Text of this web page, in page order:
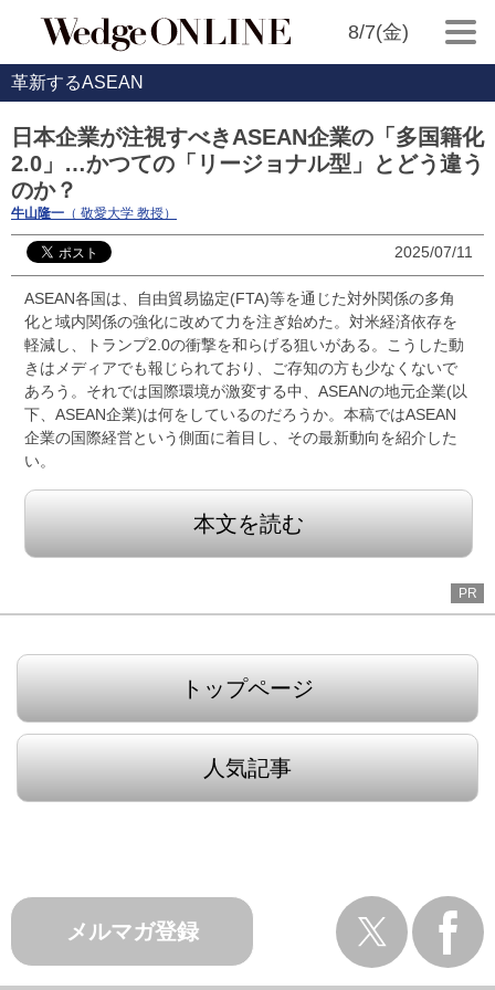
8/7(金)
革新するASEAN
日本企業が注視すべきASEAN企業の「多国籍化
2.0」…かつての「リージョナル型」とどう違う
のか？
牛山隆一 （ 敬愛大学 教授）
2025/07/11
ASEAN各国は、自由貿易協定(FTA)等を通じた対外関係の多角
化と域内関係の強化に改めて力を注ぎ始めた。対米経済依存を
軽減し、トランプ2.0の衝撃を和らげる狙いがある。こうした動
きはメディアでも報じられており、ご存知の方も少なくないで
あろう。それでは国際環境が激変する中、ASEANの地元企業(以
下、ASEAN企業)は何をしているのだろうか。本稿ではASEAN
企業の国際経営という側面に着目し、その最新動向を紹介した
い。
本文を読む
PR
トップページ
人気記事
メルマガ登録